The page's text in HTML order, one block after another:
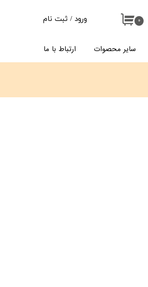
سایر محصوات ارتباط با ما
۰ ورود / ثبت نام
تغییر گذر واژه